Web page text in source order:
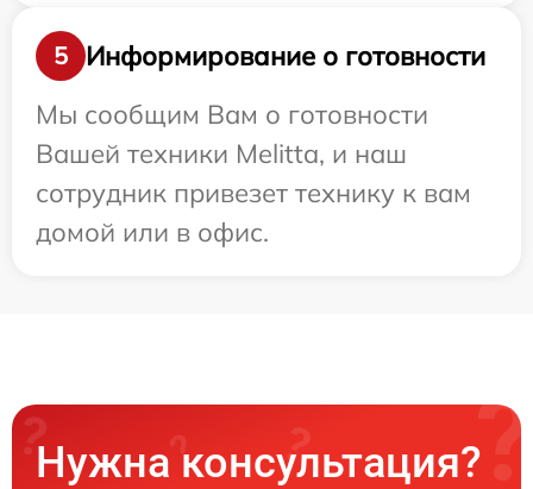
5
Информирование о готовности
Мы сообщим Вам о готовности
Вашей техники Melitta, и наш
сотрудник привезет технику к вам
домой или в офис.
Нужна консультация?